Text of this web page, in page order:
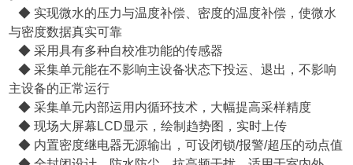
◆ 实现微水的压力与温度补偿、密度的温度补偿，使微水
与密度数据真实可靠
◆ 采用具有多种自校准功能的传感器
◆ 采集单元能在不影响主设备状态下投运、退出，不影响
主设备的正常运行
◆ 采集单元内部运用内循环技术，大幅提高采样精度
◆ 现场大屏幕LCD显示，绘制趋势图，实时上传
◆ 内置密度继电器无源输出，可设闭锁/报警/超压的动点值